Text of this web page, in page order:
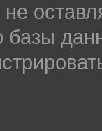
не
базы